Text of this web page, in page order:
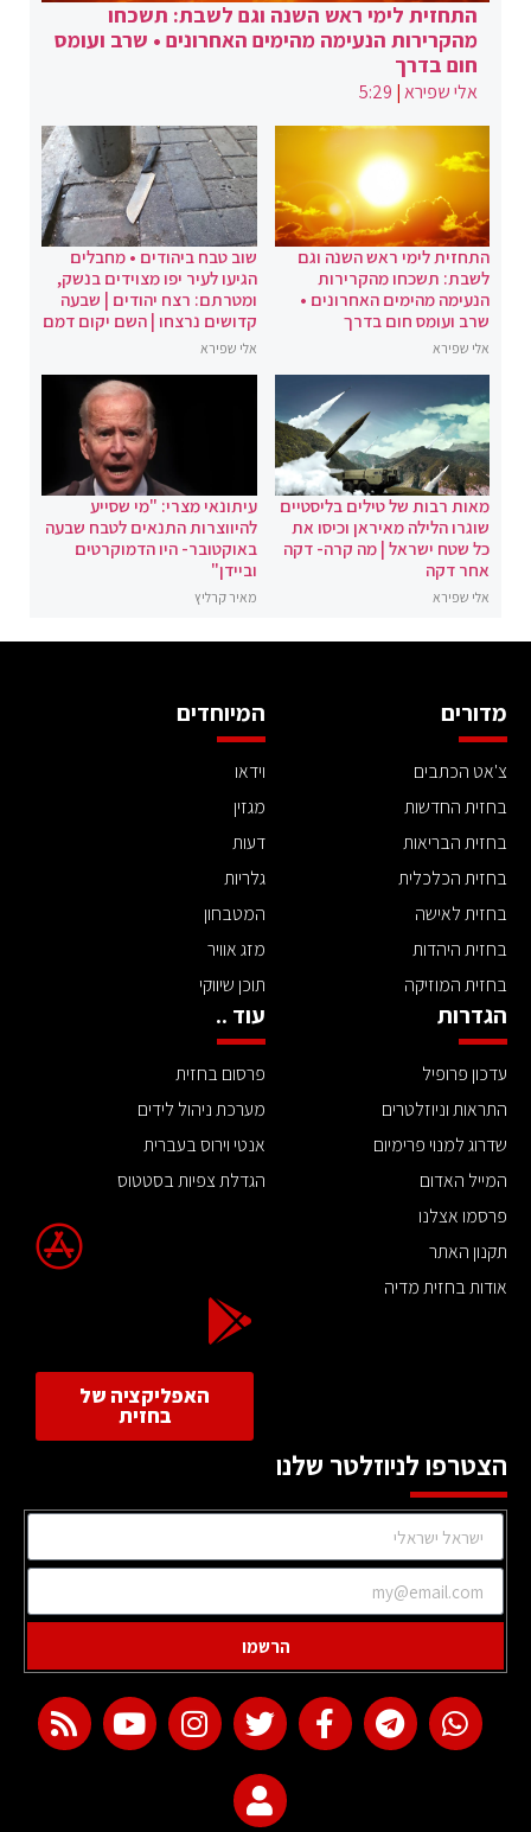
התחזית לימי ראש השנה וגם לשבת: תשכחו
מהקרירות הנעימה מהימים האחרונים • שרב ועומס
חום בדרך
אלי שפירא|
5:29
התחזית לימי ראש השנה וגם
לשבת: תשכחו מהקרירות
הנעימה מהימים האחרונים •
שרב ועומס חום בדרך
אלי שפירא
שוב טבח ביהודים • מחבלים
הגיעו לעיר יפו מצוידים בנשק,
ומטרתם: רצח יהודים | שבעה
קדושים נרצחו | השם יקום דמם
אלי שפירא
מאות רבות של טילים בליסטיים
שוגרו הלילה מאיראן וכיסו את
כל שטח ישראל | מה קרה- דקה
אחר דקה
אלי שפירא
עיתונאי מצרי: "מי שסייע
להיווצרות התנאים לטבח שבעה
באוקטובר- היו הדמוקרטים
וביידן"
מאיר קרליץ
מדורים
צ'אט הכתבים
בחזית החדשות
בחזית הבריאות
בחזית הכלכלית
בחזית לאישה
בחזית היהדות
בחזית המוזיקה
המיוחדים
וידאו
מגזין
דעות
גלריות
המטבחון
מזג אוויר
תוכן שיווקי
הגדרות
עדכון פרופיל
התראות וניוזלטרים
שדרוג למנוי פרימיום
המייל האדום
פרסמו אצלנו
תקנון האתר
אודות בחזית מדיה
עוד ..
פרסום בחזית
מערכת ניהול לידים
אנטי וירוס בעברית
הגדלת צפיות בסטטוס
האפליקציה של
בחזית
הצטרפו לניוזלטר שלנו
הרשמו